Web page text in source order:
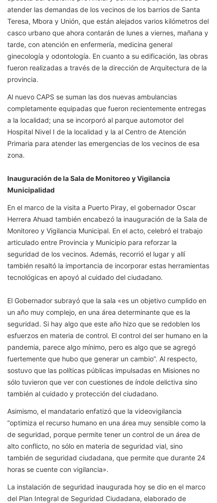
atender las demandas de los vecinos de los barrios de Santa
Teresa, Mbora y Unión, que están alejados varios kilómetros del
casco urbano que ahora contarán de lunes a viernes, mañana y
tarde, con atención en enfermería, medicina general
ginecología y odontología. En cuanto a su edificación, las obras
fueron realizadas a través de la dirección de Arquitectura de la
provincia.
Al nuevo CAPS se suman las dos nuevas ambulancias
completamente equipadas que fueron recientemente entregas
a la localidad; una se incorporó al parque automotor del
Hospital Nivel I de la localidad y la al Centro de Atención
Primaria para atender las emergencias de los vecinos de esa
zona.
Inauguración de la Sala de Monitoreo y Vigilancia
Municipalidad
En el marco de la visita a Puerto Piray, el gobernador Oscar
Herrera Ahuad también encabezó la inauguración de la Sala de
Monitoreo y Vigilancia Municipal. En el acto, celebró el trabajo
articulado entre Provincia y Municipio para reforzar la
seguridad de los vecinos. Además, recorrió el lugar y allí
también resaltó la importancia de incorporar estas herramientas
tecnológicas en apoyó al cuidado del ciudadano.
El Gobernador subrayó que la sala «es un objetivo cumplido en
un año muy complejo, en una área determinante que es la
seguridad. Si hay algo que este año hizo que se redoblen los
esfuerzos en materia de control. El control del ser humano en la
pandemia, parece algo mínimo, pero es algo que se agregó
fuertemente que hubo que generar un cambio”. Al respecto,
sostuvo que las políticas públicas impulsadas en Misiones no
sólo tuvieron que ver con cuestiones de índole delictiva sino
también al cuidado y protección del ciudadano.
Asimismo, el mandatario enfatizó que la videovigilancia
“optimiza el recurso humano en una área muy sensible como la
de seguridad, porque permite tener un control de un área de
alto conflicto, no sólo en materia de seguridad vial, sino
también de seguridad ciudadana, que permite que durante 24
horas se cuente con vigilancia».
La instalación de seguridad inaugurada hoy se dio en el marco
del Plan Integral de Seguridad Ciudadana, elaborado de